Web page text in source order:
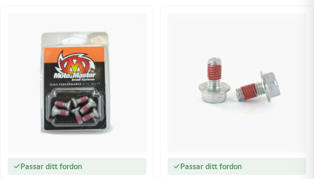
Passar ditt fordon Passar ditt fordon